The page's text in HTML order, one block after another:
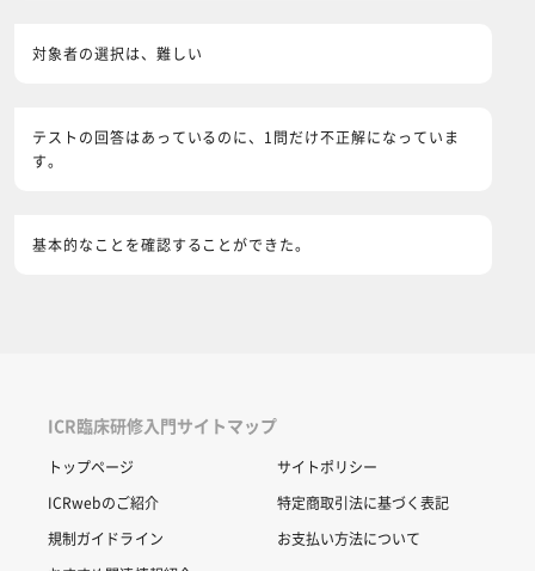
対象者の選択は、難しい
テストの回答はあっているのに、1問だけ不正解になっていま
す。
基本的なことを確認することができた。
ICR臨床研修入門サイトマップ
トップページ
ICRwebのご紹介
規制ガイドライン
サイトポリシー
特定商取引法に基づく表記
お支払い方法について